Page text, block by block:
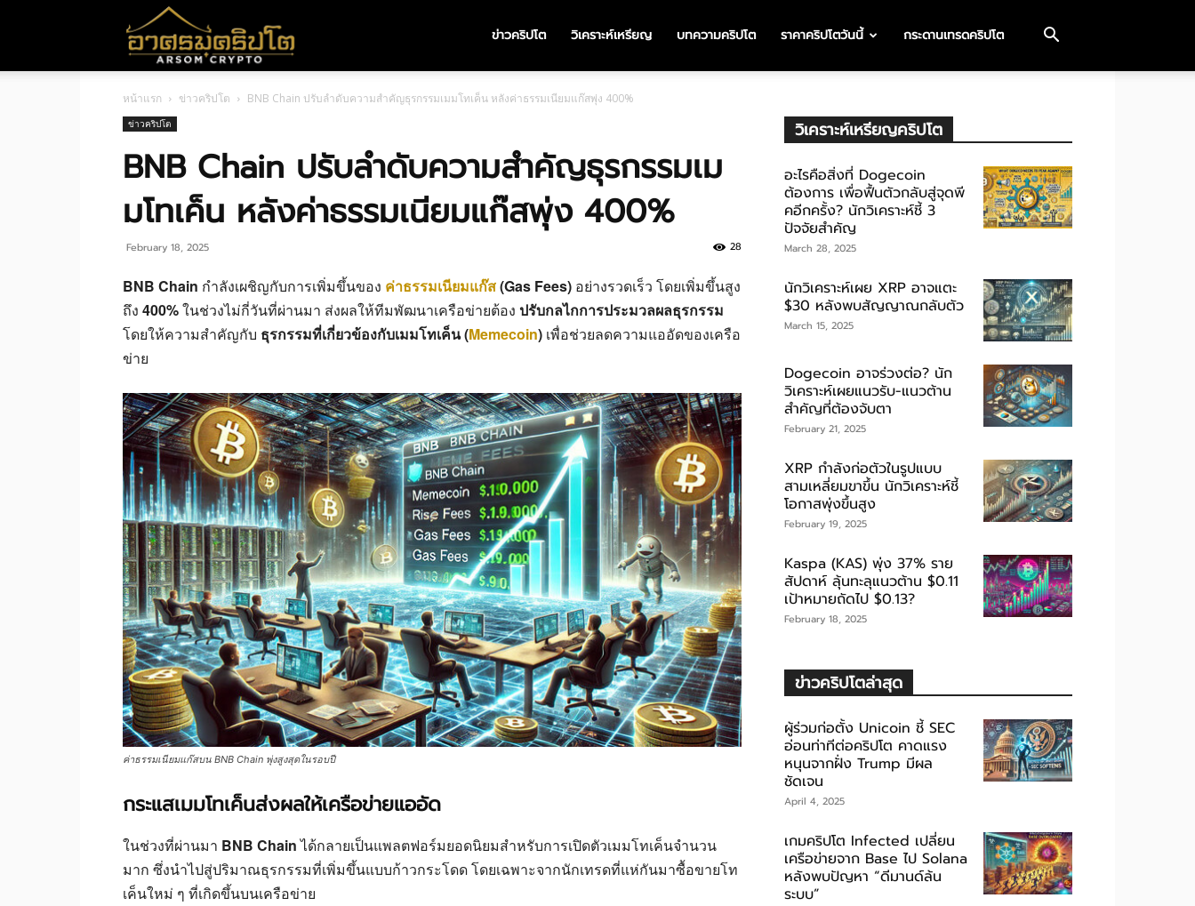
ศร
มค
ปโต
ข่าวคริปโต วิเคราะห์เหรียญ บทความคริปโต ราคาคริปโตวันนี้ กระดานเทรดคริปโต
หน้าแรก ข่าวคริปโต BNB Chain ปรับลำดับความสำคัญธุรกรรมเมมโทเค็น หลังค่าธรรมเนียมแก๊สพุ่ง 400%
ข่าวคริปโต
BNB Chain ปรับลำดับความสำคัญธุรกรรมเม
มโทเค็น หลังค่าธรรมเนียมแก๊สพุ่ง 400%
February 18, 2025 28
BNB Chain กำลังเผชิญกับการเพิ่มขึ้นของ ค่าธรรมเนียมแก๊ส(Gas Fees) อย่างรวดเร็ว โดยเพิ่มขึ้นสูง
ถึง 400%ในช่วงไม่กี่วันที่ผ่านมา ส่งผลให้ทีมพัฒนาเครือข่ายต้อง ปรับกลไกการประมวลผลธุรกรรม
โดยให้ความสำคัญกับ ธุรกรรมที่เกี่ยวข้องกับเมมโทเค็น (Memecoin) เพื่อช่วยลดความแออัดของเครือ
ข่าย
ค่าธรรมเนียมแก๊สบน BNB Chain พุ่งสูงสุดในรอบปี
กระแสเมมโทเค็นส่งผลให้เครือข่ายแออัด
ในช่วงที่ผ่านมา BNB Chainได้กลายเป็นแพลตฟอร์มยอดนิยมสำหรับการเปิดตัวเมมโทเค็นจำนวน
มาก ซึ่งนำไปสู่ปริมาณธุรกรรมที่เพิ่มขึ้นแบบก้าวกระโดด โดยเฉพาะจากนักเทรดที่แห่กันมาซื้อขายโท
เค็นใหม่ ๆ ที่เกิดขึ้นบนเครือข่าย
วิเคราะห์เหรียญคริปโต
อะไรคือสิ่งที่ Dogecoin
ต้องการ เพื่อฟื้นตัวกลับสู่จุดพี
คอีกครั้ง? นักวิเคราะห์ชี้ 3
ปัจจัยสำคัญ
March 28, 2025
นักวิเคราะห์เผย XRP อาจแตะ
$30 หลังพบสัญญาณกลับตัว
March 15, 2025
Dogecoin อาจร่วงต่อ? นัก
วิเคราะห์เผยแนวรับ-แนวต้าน
สำคัญที่ต้องจับตา
February 21, 2025
XRP กำลังก่อตัวในรูปแบบ
สามเหลี่ยมขาขึ้น นักวิเคราะห์ชี้
โอกาสพุ่งขึ้นสูง
February 19, 2025
Kaspa (KAS) พุ่ง 37% ราย
สัปดาห์ ลุ้นทะลุแนวต้าน $0.11
เป้าหมายถัดไป $0.13?
February 18, 2025
ข่าวคริปโตล่าสุด
ผู้ร่วมก่อตั้ง Unicoin ชี้ SEC
อ่อนท่าทีต่อคริปโต คาดแรง
หนุนจากฝั่ง Trump มีผล
ชัดเจน
April 4, 2025
เกมคริปโต Infected เปลี่ยน
เครือข่ายจาก Base ไป Solana
หลังพบปัญหา “ดีมานด์ล้น
ระบบ”